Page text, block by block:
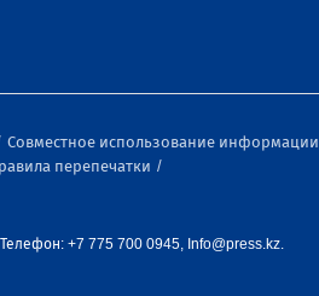
Совместное использование информации
перепечатки
+7 775 700 0945, Info@press.kz.